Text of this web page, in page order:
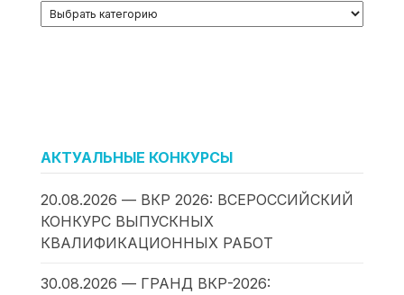
АКТУАЛЬНЫЕ КОНКУРСЫ
20.08.2026 — ВКР 2026: ВСЕРОССИЙСКИЙ
КОНКУРС ВЫПУСКНЫХ
КВАЛИФИКАЦИОННЫХ РАБОТ
30.08.2026 — ГРАНД ВКР-2026: